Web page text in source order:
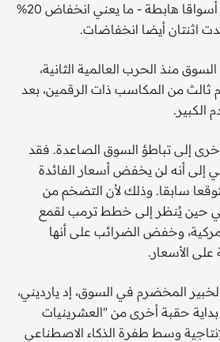
الحالات، أصبحت 3 منها أسواقا هابطة - ما يعني انخفاض 20%
اثنتان أيضا انخفاضات.
منذ الحرب العالمية الثانية،
فرصة 1 من 5 لعام ثالث من المكاسب ذات الرقمين، بعد
الكبير.
إلى تباطؤ السوق الصاعدة. فقد
إلى أنه لن يخفض أسعار الفائدة
سابقا. وذلك لأن التضخم من
في حين يُنظر إلى خطط ترمب لقمع
وخفض الضرائب على أنها
الأسعار.
المخضرم في السوق، إد يارديني،
بداية حقبة أخرى من "العشرينيات
وسط طفرة الذكاء الاصطناعي